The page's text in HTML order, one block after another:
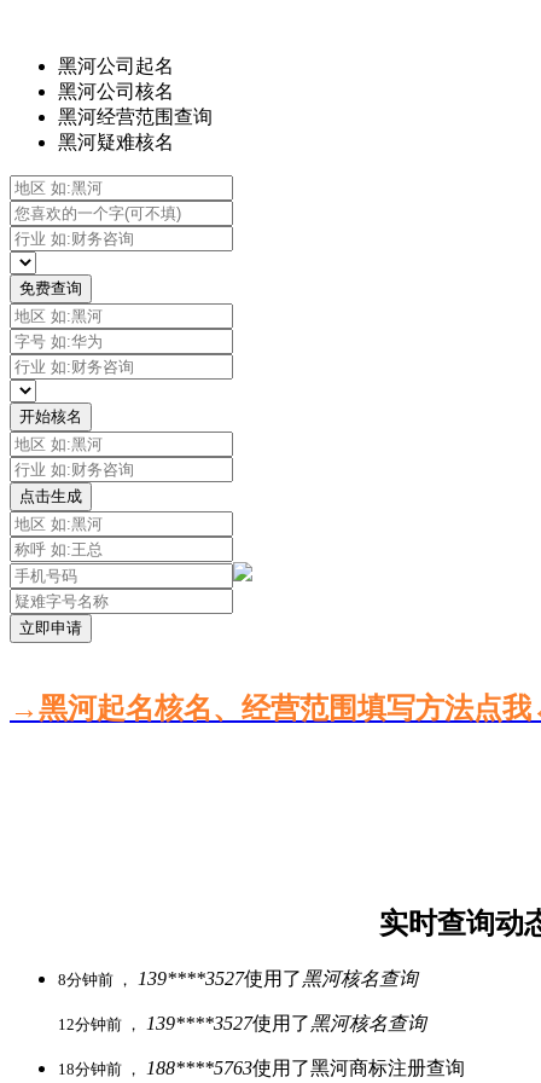
黑河公司起名
黑河公司核名
黑河经营范围查询
黑河疑难核名
免费查询
开始核名
点击生成
立即申请
→黑河起名核名、经营范围填写方法点
实时查询动
8分钟前 ， 139****3527使用了黑河核名查询
12分钟前 ， 139****3527使用了黑河核名查询
18分钟前 ， 188****5763使用了黑河商标注册查询